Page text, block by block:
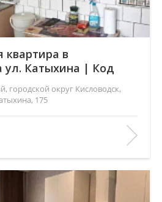
квартира в
ул. Катыхина | Код
городской округ Кисловодск,
175
м2:
40/18/6
1
2/5